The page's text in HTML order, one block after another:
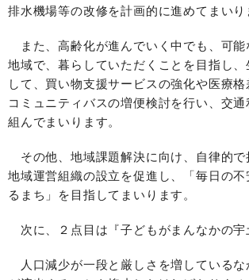
排水機場等の改修を計画的に進めてまいり
また、高齢化が進んでいく中でも、可能
地域で、暮らしていただくことを目指し、
して、買い物支援サービスの強化や医療格
コミュニティバスの増便検討を行い、交
組んでまいります。
その他、地域課題解決に向け、自律的
地域運営組織の設立を促進し、「毎日の
るまち」を目指してまいります。
次に、２点目は『子どもがまんなかの宇
人口減少が一段と厳しさを増しているな